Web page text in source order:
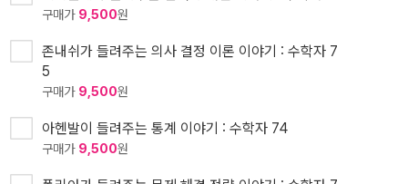
구매가 9,500원
존내쉬가 들려주는 의사 결정 이론 이야기 : 수학자 7
5
구매가 9,500원
아헨발이 들려주는 통계 이야기 : 수학자 74
구매가 9,500원